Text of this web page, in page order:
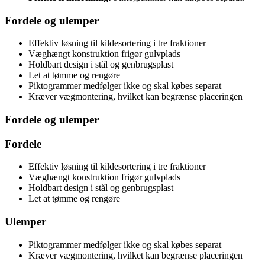
Fordele og ulemper
Effektiv løsning til kildesortering i tre fraktioner
Væghængt konstruktion frigør gulvplads
Holdbart design i stål og genbrugsplast
Let at tømme og rengøre
Piktogrammer medfølger ikke og skal købes separat
Kræver vægmontering, hvilket kan begrænse placeringen
Fordele og ulemper
Fordele
Effektiv løsning til kildesortering i tre fraktioner
Væghængt konstruktion frigør gulvplads
Holdbart design i stål og genbrugsplast
Let at tømme og rengøre
Ulemper
Piktogrammer medfølger ikke og skal købes separat
Kræver vægmontering, hvilket kan begrænse placeringen